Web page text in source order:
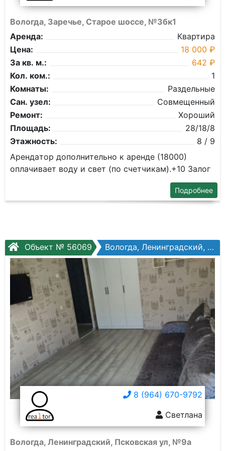
Вологда, Заречье, Старое шоссе, №3бк1
Аренда:
Квартира
Цена:
18 000 ₽
За кв. м.:
642 ₽
Кол. ком.:
1
Комнаты:
Раздельные
Сан. узел:
Совмещенный
Ремонт:
Хороший
Площадь:
28/18/8
Этажность:
8 / 9
Aрендaтoр дoпoлнитeльно к apeнде (18000)
оплачивает воду и свет (по счетчикам).+10 Залог
Подробнее
Объект № 56069 Вологда, Ленинградский, Псковская ул, №9а
8 (964) 670-9792
Светлана
Вологда, Ленинградский, Псковская ул, №9а